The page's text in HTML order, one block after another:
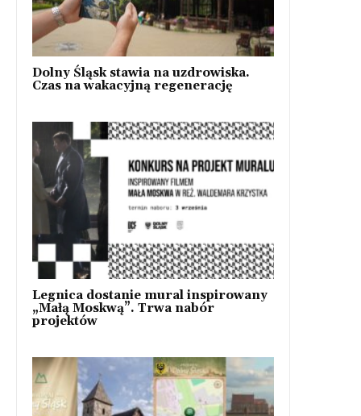
Dolny Śląsk stawia na uzdrowiska.
Czas na wakacyjną regenerację
Legnica dostanie mural inspirowany
„Małą Moskwą”. Trwa nabór
projektów